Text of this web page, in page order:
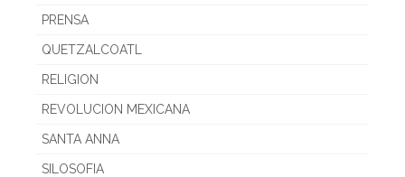
PRENSA
QUETZALCOATL
RELIGION
REVOLUCION MEXICANA
SANTA ANNA
SILOSOFIA